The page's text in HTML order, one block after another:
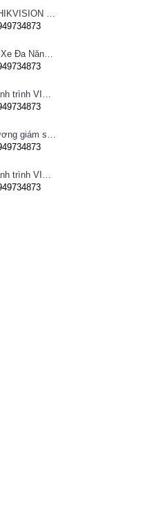
Trọn bộ 8 HIKVISION giá rẻ
Trợ Lý Lái Xe Đa Năng Phiên Bản Màn Hình Taplo Tự Động
Camera hành trình VIETMAP C63 - Ghi hình phía trước, kết nối Wifi
Camera gương giám sát hành trình VIETMAP iDVR P1 định vị trực tuyến, kết nối cam lùi, Hotspot 3G
Camera hành trình VIETMAP C62- Ghi hình trước sau, kết nối Wifi